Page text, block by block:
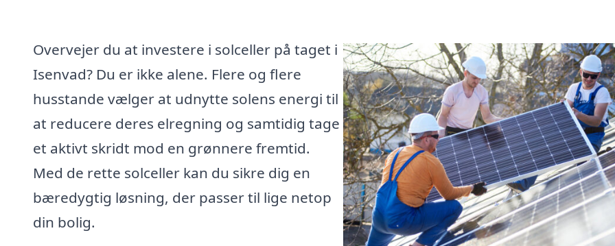
Overvejer du at investere i solceller på taget i
Isenvad? Du er ikke alene. Flere og flere
husstande vælger at udnytte solens energi til
at reducere deres elregning og samtidig tage
et aktivt skridt mod en grønnere fremtid.
Med de rette solceller kan du sikre dig en
bæredygtig løsning, der passer til lige netop
din bolig.